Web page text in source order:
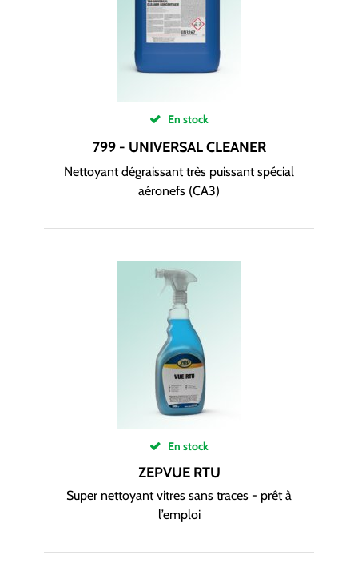
En stock
799 - UNIVERSAL CLEANER
Nettoyant dégraissant très puissant spécial
aéronefs (CA3)
En stock
ZEPVUE RTU
Super nettoyant vitres sans traces - prêt à
l’emploi